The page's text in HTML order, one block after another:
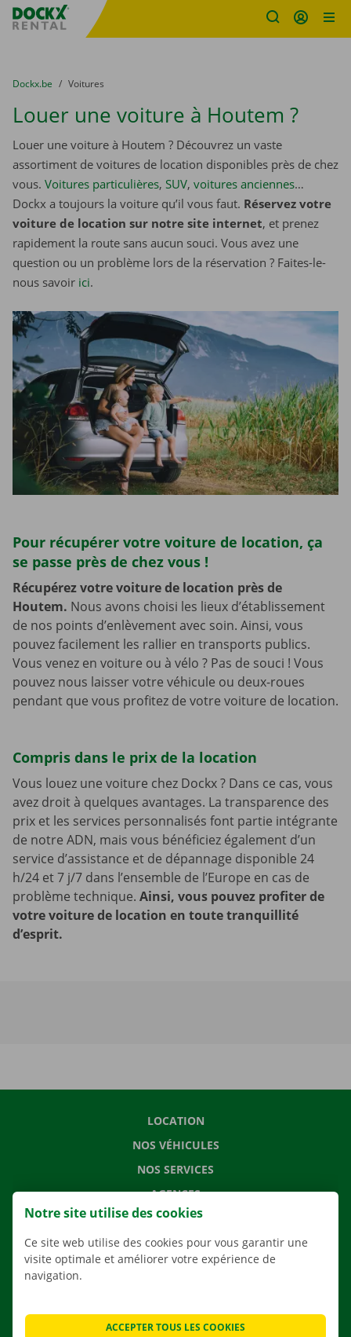
sitename
You are here:
du
Dockx.be to
Voitures
Louer une voiture à Houtem ?
Louer une voiture à Houtem ? Découvrez un vaste
assortiment de voitures de location disponibles près de chez
vous. Voitures particulières, SUV, voitures anciennes…
Dockx a toujours la voiture qu’il vous faut. Réservez votre
voiture de location sur notre site internet, et prenez
rapidement la route sans aucun souci. Vous avez une
question ou un problème lors de la réservation ? Faites-le-
nous savoir ici.
Pour récupérer votre voiture de location, ça
se passe près de chez vous !
Récupérez votre voiture de location près de
Houtem. Nous avons choisi les lieux d’établissement
de nos points d’enlèvement avec soin. Ainsi, vous
pouvez facilement les rallier en transports publics.
Vous venez en voiture ou à vélo ? Pas de souci ! Vous
pouvez nous laisser votre véhicule ou deux-roues
pendant que vous profitez de votre voiture de location.
Compris dans le prix de la location
Vous louez une voiture chez Dockx ? Dans ce cas, vous
avez droit à quelques avantages. La transparence des
prix et les services personnalisés font partie intégrante
de notre ADN, mais vous bénéficiez également d’un
service d’assistance et de dépannage disponible 24
h/24 et 7 j/7 dans l’ensemble de l’Europe en cas de
problème technique. Ainsi, vous pouvez profiter de
votre voiture de location en toute tranquillité
d’esprit.
LOCATION
NOS VÉHICULES
NOS SERVICES
AGENCES
APPLI
SOLUTIONS DE DÉMÉNAGEMENT
CONTACTEZ NOUS
Notre site utilise des cookies
Ce site web utilise des cookies pour vous garantir une
visite optimale et améliorer votre expérience de
navigation.
ACCEPTER TOUS LES COOKIES